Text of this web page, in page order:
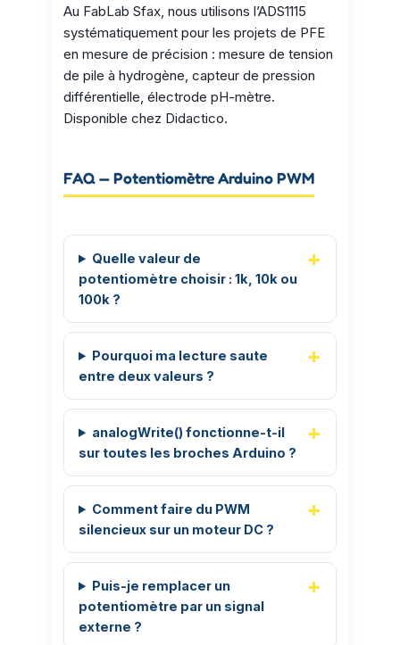
Au FabLab Sfax, nous utilisons l’ADS1115
systématiquement pour les projets de PFE
en mesure de précision : mesure de tension
de pile à hydrogène, capteur de pression
différentielle, électrode pH-mètre.
Disponible chez Didactico.
FAQ — Potentiomètre Arduino PWM
Quelle valeur de
potentiomètre choisir : 1k, 10k ou
100k ?
Pourquoi ma lecture saute
entre deux valeurs ?
analogWrite() fonctionne-t-il
sur toutes les broches Arduino ?
Comment faire du PWM
silencieux sur un moteur DC ?
Puis-je remplacer un
potentiomètre par un signal
externe ?